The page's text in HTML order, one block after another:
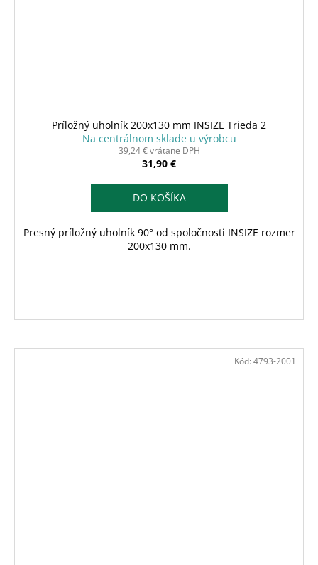
Príložný uholník 200x130 mm INSIZE Trieda 2
Na centrálnom sklade u výrobcu
39,24 € vrátane DPH
31,90 €
DO KOŠÍKA
Presný príložný uholník 90° od spoločnosti INSIZE rozmer
200x130 mm.
Kód: 4793-2001